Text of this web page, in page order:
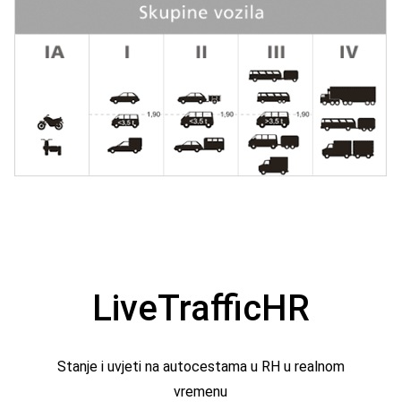
LiveTrafficHR
Stanje i uvjeti na autocestama u RH u realnom
vremenu